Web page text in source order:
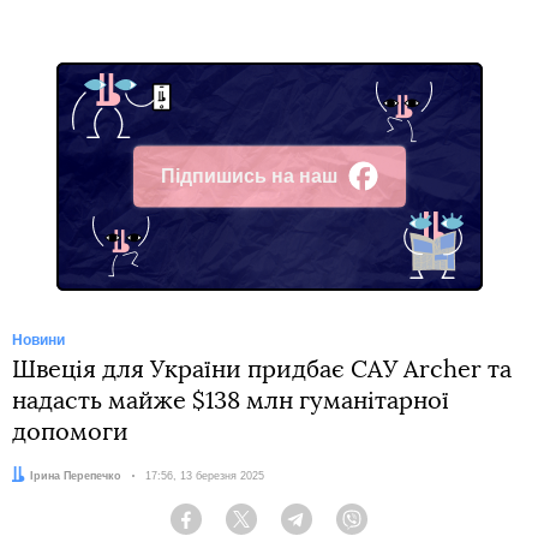
Підпишись на наш
Facebook
Новини
Швеція для України придбає САУ Archer та
надасть майже $138 млн гуманітарної
допомоги
Автор:Ірина Перепечко Дата:
17:56, 13 березня 2025
Facebook Twitter Telegram